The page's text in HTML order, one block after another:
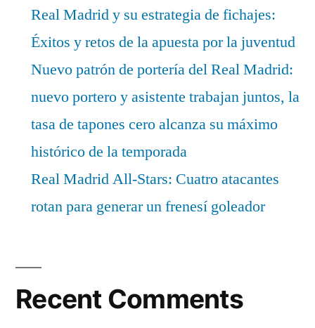
Real Madrid y su estrategia de fichajes:
Éxitos y retos de la apuesta por la juventud
Nuevo patrón de portería del Real Madrid:
nuevo portero y asistente trabajan juntos, la
tasa de tapones cero alcanza su máximo
histórico de la temporada
Real Madrid All-Stars: Cuatro atacantes
rotan para generar un frenesí goleador
Recent Comments